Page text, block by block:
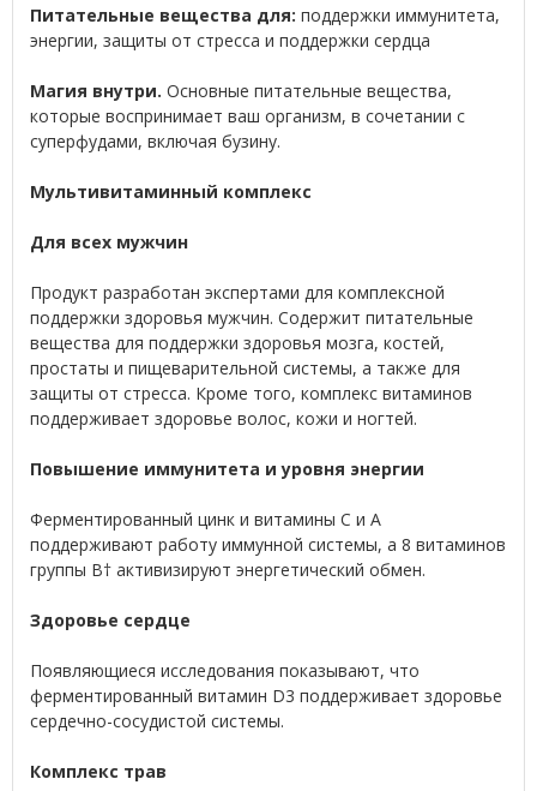
Питательные вещества для: поддержки иммунитета,
энергии, защиты от стресса и поддержки сердца
Магия внутри. Основные питательные вещества,
которые воспринимает ваш организм, в сочетании с
суперфудами, включая бузину.
Мультивитаминный комплекс
Для всех мужчин
Продукт разработан экспертами для комплексной
поддержки здоровья мужчин. Содержит питательные
вещества для поддержки здоровья мозга, костей,
простаты и пищеварительной системы, а также для
защиты от стресса. Кроме того, комплекс витаминов
поддерживает здоровье волос, кожи и ногтей.
Повышение иммунитета и уровня энергии
Ферментированный цинк и витамины C и А
поддерживают работу иммунной системы, а 8 витаминов
группы B† активизируют энергетический обмен.
Здоровье сердце
Появляющиеся исследования показывают, что
ферментированный витамин D3 поддерживает здоровье
сердечно-сосудистой системы.
Комплекс трав